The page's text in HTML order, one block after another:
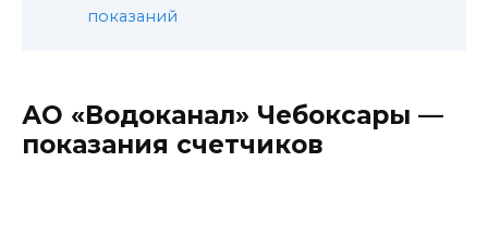
показаний
АО «Водоканал» Чебоксары —
показания счетчиков